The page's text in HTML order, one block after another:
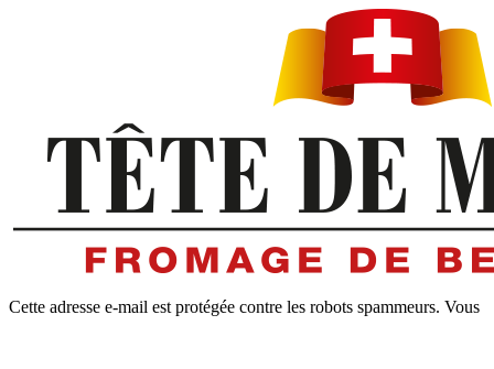
Cette adresse e-mail est protégée contre les robots spammeurs. Vous